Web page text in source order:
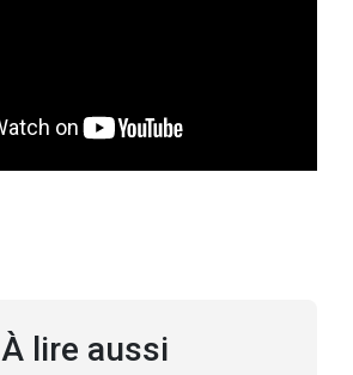
À lire aussi